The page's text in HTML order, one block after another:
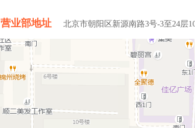
营业部地址 北京市朝阳区新源南路3号-3至24层